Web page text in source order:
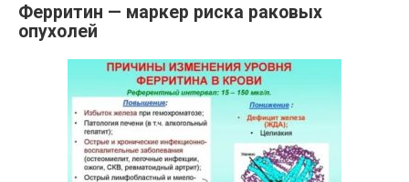
Ферритин — маркер риска раковых
опухолей